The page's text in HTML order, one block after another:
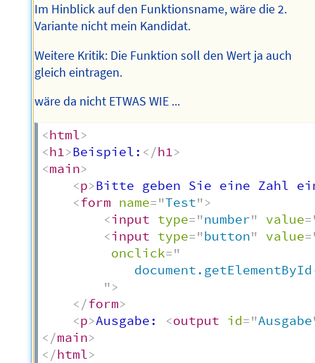
Im Hinblick auf den Funktionsname, wäre die 2.
Variante nicht mein Kandidat.
Weitere Kritik: Die Funktion soll den Wert ja auch
gleich eintragen.
wäre da nicht ETWAS WIE ...
<html>
<h1>Beispiel: </h1>
<main>
<p>Bitte geben Sie eine Zahl
<form name="Test">
<input type="number" value=
<input type="button" value=
onclick="
">
</form>
<p>Ausgabe: <output id="Ausgabe
</main>
</html>